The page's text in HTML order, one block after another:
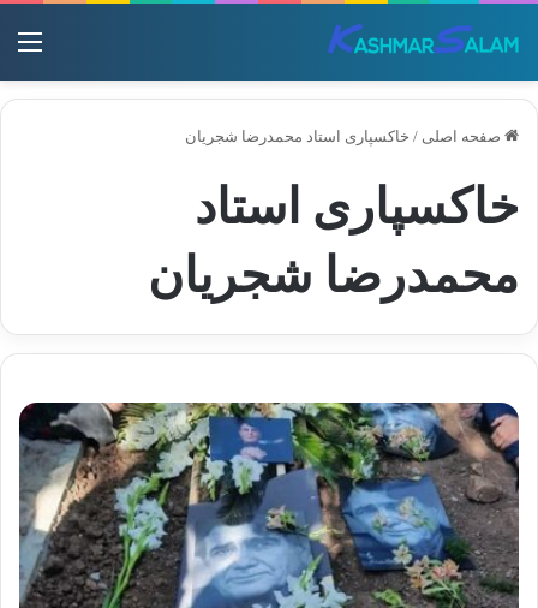
صفحه اصلی / خاکسپاری استاد محمدرضا شجریان
خاکسپاری استاد
محمدرضا شجریان